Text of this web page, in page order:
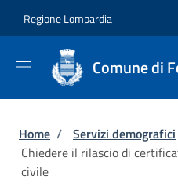
Regione Lombardia
Comune di
Briciole di
Home / Servizi demografici
Chiedere il rilascio di
civile